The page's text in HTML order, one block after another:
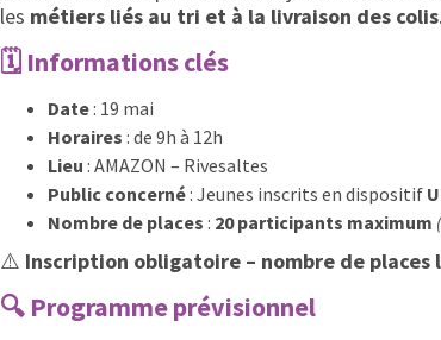
les métiers liés au tri et à la livraison des colis.
🗓️ Informations clés
Date: 19 mai
Horaires : de 9h à 12h
Lieu : AMAZON – Rivesaltes
Public concerné: Jeunes inscrits en dispositif
Nombre de places : 20 participants maximum
⚠️ Inscription obligatoire – nombre de places
🔍 Programme prévisionnel